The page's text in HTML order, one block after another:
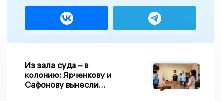
Из зала суда – в
колонию: Ярченкову и
Сафонову вынесли